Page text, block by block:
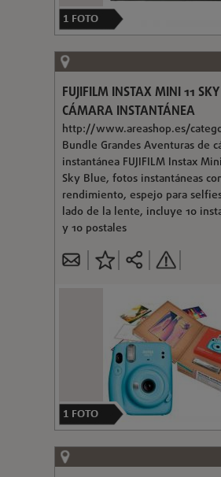
1 FOTO
FUJIFILM INSTAX MINI 11
CÁMARA INSTANTÁNEA
http://www.areashop.es/
Bundle Grandes Aventuras de
instantánea FUJIFILM Instax
Sky Blue, fotos instantáneas
rendimiento, espejo para
lado de la lente, incluye 10
y 10 postales
1 FOTO